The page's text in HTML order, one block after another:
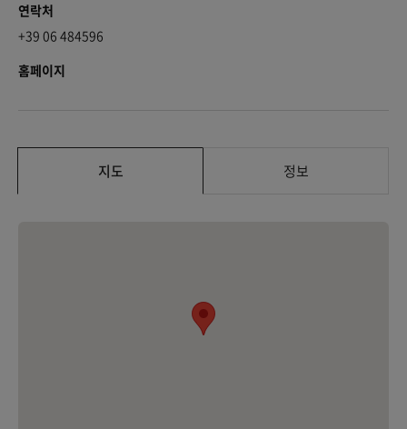
연락처
+39 06 484596
홈페이지
지도 정보